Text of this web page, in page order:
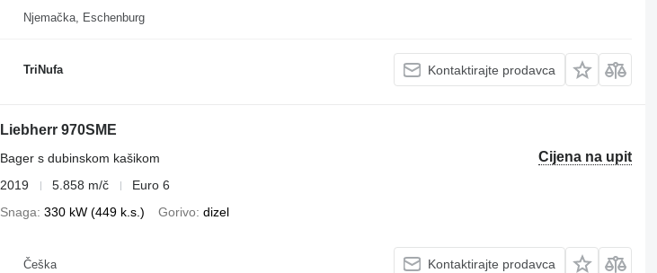
Njemačka, Eschenburg
TriNufa Kontaktirajte prodavca
Liebherr 970SME
Cijena na upit
Bager s dubinskom kašikom
2019
5.858 m/č
Euro 6
Snaga 330 kW (449 k.s.) Gorivo dizel
Češka Kontaktirajte prodavca